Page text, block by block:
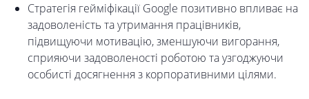
Стратегія гейміфікації Google позитивно впливає на
задоволеність та утримання працівників,
підвищуючи мотивацію, зменшуючи вигорання,
сприяючи задоволеності роботою та узгоджуючи
особисті досягнення з корпоративними цілями.